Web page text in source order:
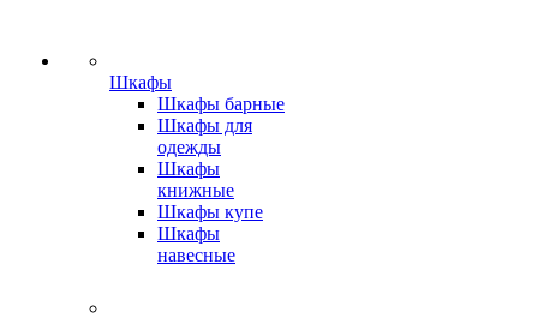
Шкафы
Шкафы барные
Шкафы для
одежды
Шкафы
книжные
Шкафы купе
Шкафы
навесные